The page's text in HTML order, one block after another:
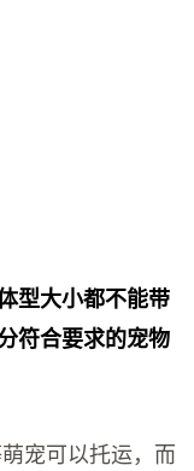
型大小都不能带
符合要求的宠物
宠可以托运，而